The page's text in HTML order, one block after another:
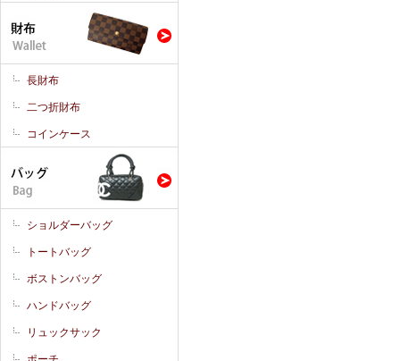
長財布
二つ折財布
コインケース
ショルダーバッグ
トートバッグ
ボストンバッグ
ハンドバッグ
リュックサック